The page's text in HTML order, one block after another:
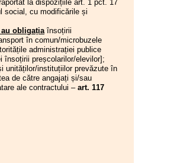
20.04.2026
I.S.J. Hunedoara
16.04.2026
Consiliul de administrație al
I.S.J. Hunedoara
02.04.2026
la dispozițiile art. 1 pct. 17
social, cu modificările și
obligația însoțirii
în comun/microbuzele
administrației publice
însoțirii preșcolarilor/elevilor];
instituțiilor prevăzute în
de către angajați și/sau
ale contractului – art. 117